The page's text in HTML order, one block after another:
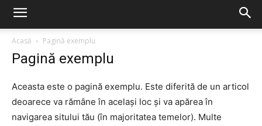
Acasă
Pagină exemplu
Pagină exemplu
Aceasta este o pagină exemplu. Este diferită de un articol
deoarece va rămâne în același loc și va apărea în
navigarea sitului tău (în majoritatea temelor). Multe